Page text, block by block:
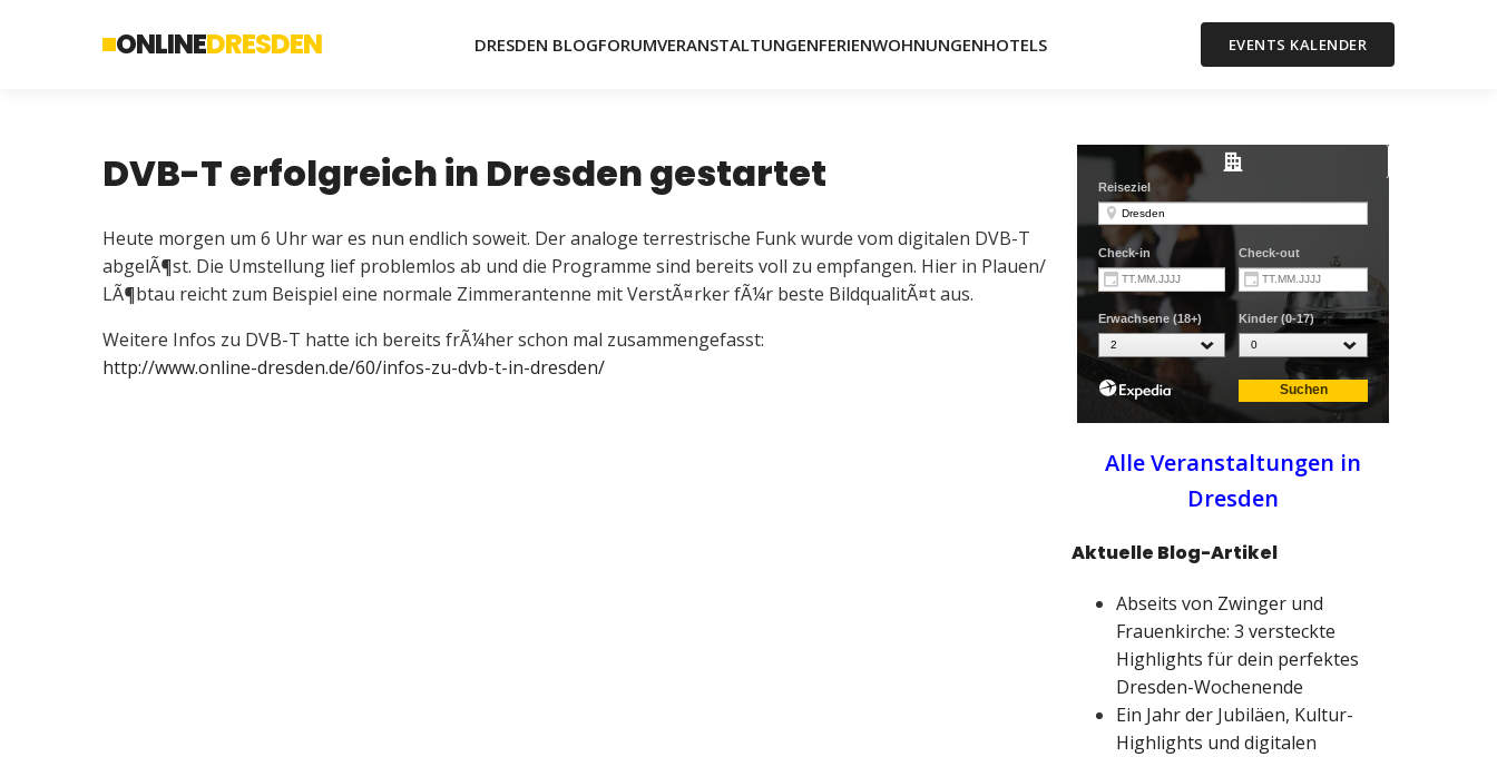
ONLINEDRESDEN DRESDEN BLOGFORUMVERANSTALTUNGENFERIENWOHNUNGENHOTELS EVENTS KALENDER
DVB-T erfolgreich in Dresden gestartet
Heute morgen um 6 Uhr war es nun endlich soweit. Der analoge terrestrische Funk wurde vom digitalen DVB-T
abgelÃ¶st. Die Umstellung lief problemlos ab und die Programme sind bereits voll zu empfangen. Hier in Plauen/
LÃ¶btau reicht zum Beispiel eine normale Zimmerantenne mit VerstÃ¤rker fÃ¼r beste BildqualitÃ¤t aus.
Weitere Infos zu DVB-T hatte ich bereits frÃ¼her schon mal zusammengefasst:
http://www.online-dresden.de/60/infos-zu-dvb-t-in-dresden/
Alle Veranstaltungen in
Dresden
Aktuelle Blog-Artikel
Abseits von Zwinger und
Frauenkirche: 3 versteckte
Highlights für dein perfektes
Dresden-Wochenende
Ein Jahr der Jubiläen, Kultur-
Highlights und digitalen